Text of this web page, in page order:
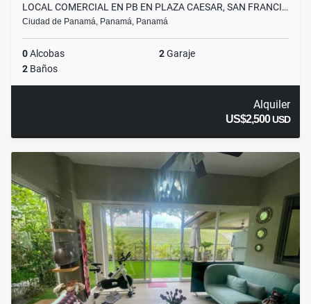
LOCAL COMERCIAL EN PB EN PLAZA CAESAR, SAN FRANCI…
Ciudad de Panamá, Panamá, Panamá
0Alcobas 2Garaje
2 Baños
Alquiler
US$2,500USD